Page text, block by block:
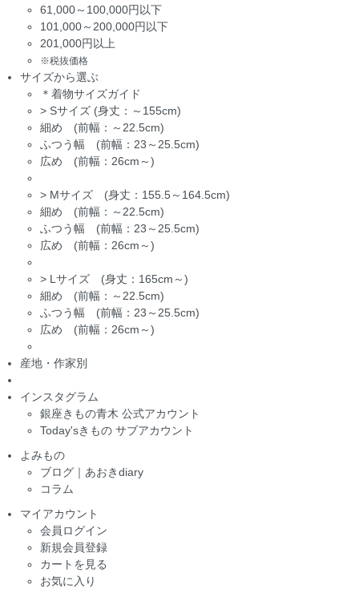
61,000～100,000円以下
101,000～200,000円以下
201,000円以上
※税抜価格
サイズから選ぶ
＊着物サイズガイド
> Sサイズ (身丈：～155cm)
細め (前幅：～22.5cm)
ふつう幅 (前幅：23～25.5cm)
広め (前幅：26cm～)
> Mサイズ (身丈：155.5～164.5cm)
細め (前幅：～22.5cm)
ふつう幅 (前幅：23～25.5cm)
広め (前幅：26cm～)
> Lサイズ (身丈：165cm～)
細め (前幅：～22.5cm)
ふつう幅 (前幅：23～25.5cm)
広め (前幅：26cm～)
産地・作家別
インスタグラム
銀座きもの青木 公式アカウント
Today'sきもの サブアカウント
よみもの
ブログ｜あおきdiary
コラム
マイアカウント
会員ログイン
新規会員登録
カートを見る
お気に入り